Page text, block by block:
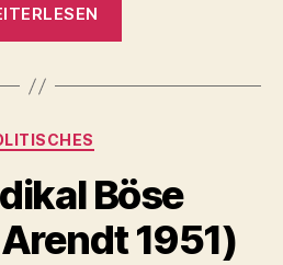
Tattoo „
Kategorien
Böse
1951)